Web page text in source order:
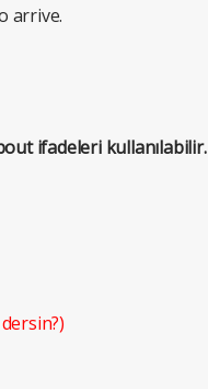
arrive.
ifadeleri kullanılabilir.